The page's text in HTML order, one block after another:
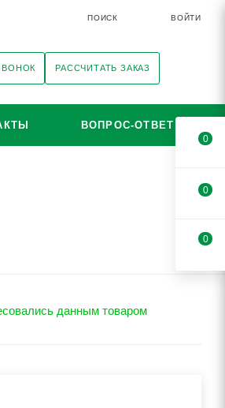
ПОИСК ВОЙТИ
РАССЧИТАТЬ ЗАКАЗ
ВОПРОС-ОТВЕТ
данным товаром
0
0
0